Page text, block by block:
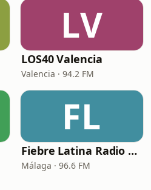
LV
LOS40 Valencia
Valencia · 94.2 FM
FL
Fiebre Latina Radio 96.6 FM
Málaga · 96.6 FM